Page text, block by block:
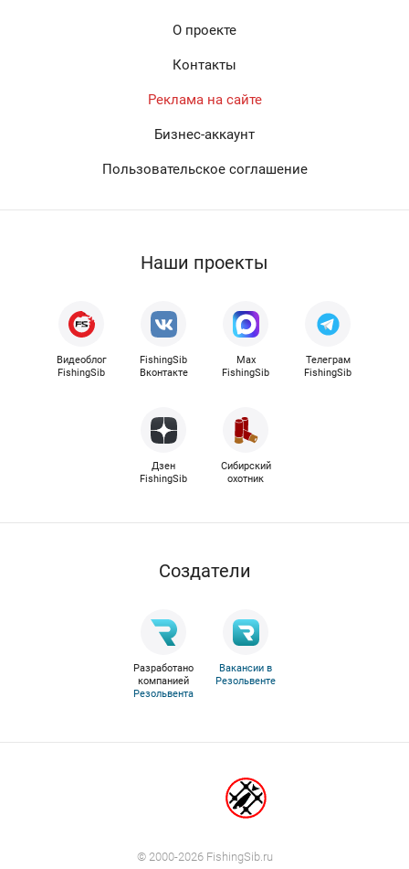
О проекте
Контакты
Реклама на сайте
Бизнес-аккаунт
Пользовательское соглашение
Наши проекты
Видеоблог
FishingSib
FishingSib
Вконтакте
Max
FishingSib
Телеграм
FishingSib
Дзен
FishingSib
Сибирский
охотник
Cоздатели
Разработано
компанией
Резольвента
Вакансии в
Резольвенте
© 2000-2026 FishingSib.ru